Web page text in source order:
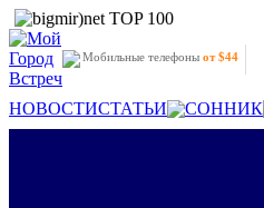
Мобильные телефоны от $44
НОВОСТИСТАТЬИ СОННИК